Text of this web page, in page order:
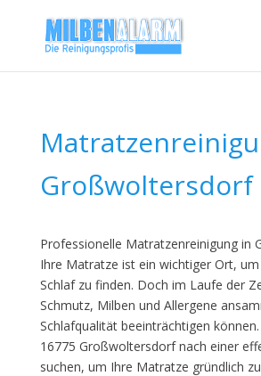
Großwoltersdorf
Professionelle Matratzenreinigung in
Ihre Matratze ist ein wichtiger Ort,
Schlaf zu finden. Doch im Laufe der
Schmutz, Milben und Allergene
Schlafqualität beeinträchtigen können.
16775 Großwoltersdorf nach einer
suchen, um Ihre Matratze gründlich